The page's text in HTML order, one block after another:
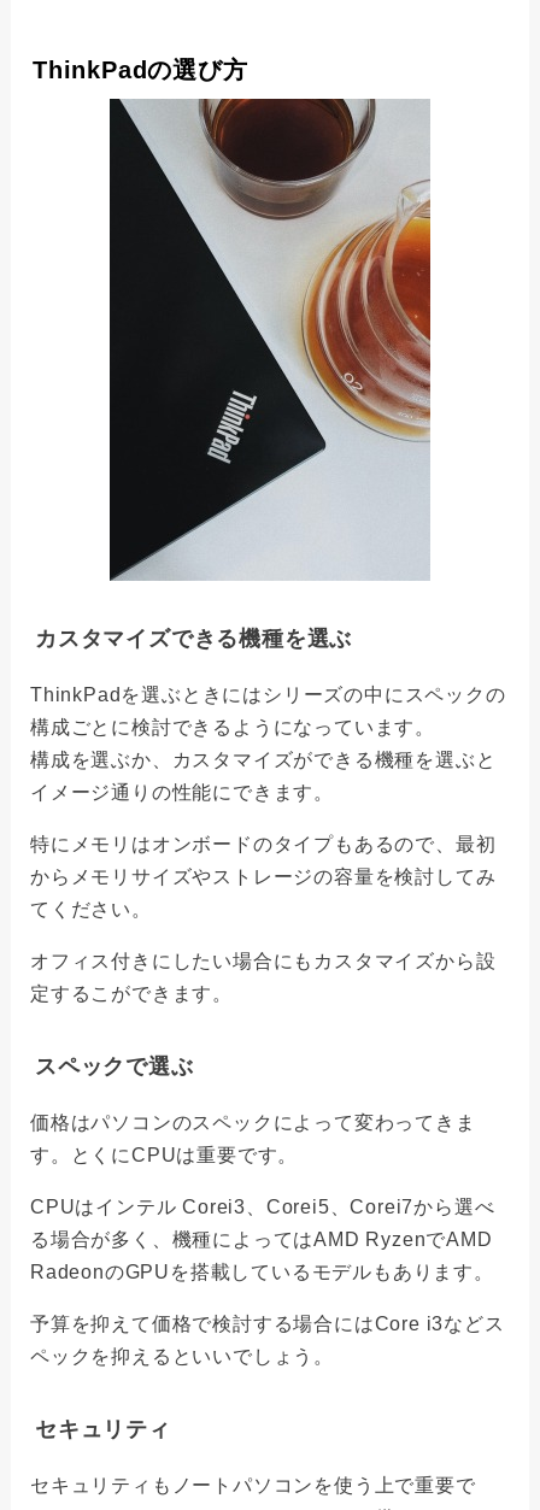
ThinkPadの選び方
カスタマイズできる機種を選ぶ
ThinkPadを選ぶときにはシリーズの中にスペックの
構成ごとに検討できるようになっています。
構成を選ぶか、カスタマイズができる機種を選ぶと
イメージ通りの性能にできます。
特にメモリはオンボードのタイプもあるので、最初
からメモリサイズやストレージの容量を検討してみ
てください。
オフィス付きにしたい場合にもカスタマイズから設
定するこができます。
スペックで選ぶ
価格はパソコンのスペックによって変わってきま
す。とくにCPUは重要です。
CPUはインテル Corei3、Corei5、Corei7から選べ
る場合が多く、機種によってはAMD RyzenでAMD
RadeonのGPUを搭載しているモデルもあります。
予算を抑えて価格で検討する場合にはCore i3などス
ペックを抑えるといいでしょう。
セキュリティ
セキュリティもノートパソコンを使う上で重要で